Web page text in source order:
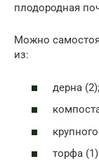
плодородная
Можно
из:
дерна (2);
торфа